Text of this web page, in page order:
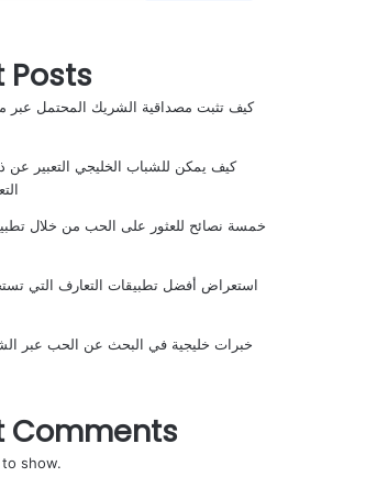
Posts
كيف تثبت مصداقية الشريك المحتمل عبر
كيف يمكن للشباب الخليجي التعبير عن
خمسة نصائح للعثور على الحب من خلال
استعراض أفضل تطبيقات التعارف التي
خبرات خليجية في البحث عن الحب عبر
Comments
show.